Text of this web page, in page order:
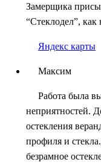
Замерщика
“Стеклодел”,
Яндекс карты
Максим
Работа была
неприятностей.
остекления
профиля и
безрамное